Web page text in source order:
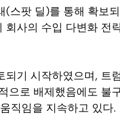
(스팟 딜)를 통해 확보
회사의 수입 다변화 전
기 시작하였으며, 트
으로 배제했음에도 불
직임을 지속하고 있다.